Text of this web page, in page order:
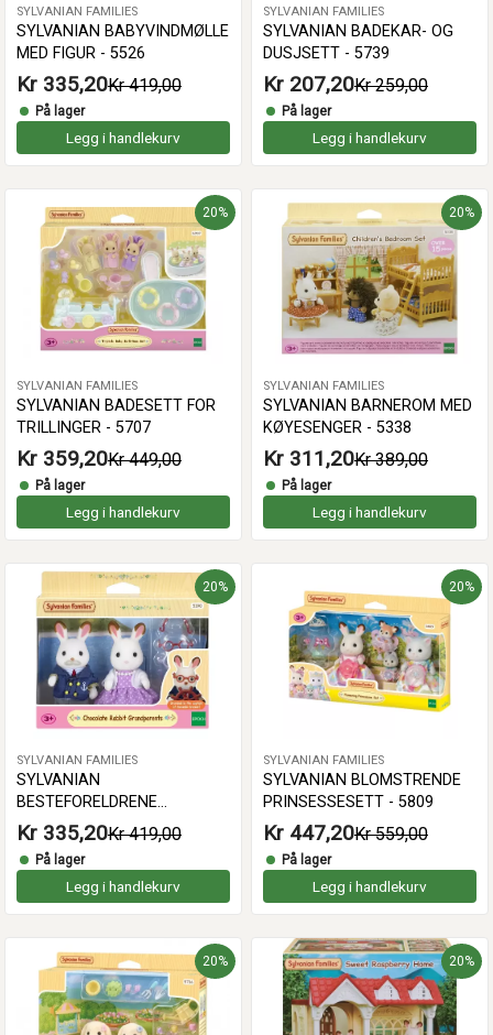
SYLVANIAN FAMILIES
SYLVANIAN BABYVINDMØLLE
MED FIGUR - 5526
Kr 335,20Kr 419,00
På lager
Legg i handlekurv
SYLVANIAN FAMILIES
SYLVANIAN BADEKAR- OG
DUSJSETT - 5739
Kr 207,20Kr 259,00
På lager
Legg i handlekurv
20%
SYLVANIAN FAMILIES
SYLVANIAN BADESETT FOR
TRILLINGER - 5707
Kr 359,20Kr 449,00
På lager
Legg i handlekurv
20%
SYLVANIAN FAMILIES
SYLVANIAN BARNEROM MED
KØYESENGER - 5338
Kr 311,20Kr 389,00
På lager
Legg i handlekurv
20%
SYLVANIAN FAMILIES
SYLVANIAN
BESTEFORELDRENE
SJOKOLADEKANIN - 5190
Kr 335,20Kr 419,00
På lager
Legg i handlekurv
20%
SYLVANIAN FAMILIES
SYLVANIAN BLOMSTRENDE
PRINSESSESETT - 5809
Kr 447,20Kr 559,00
På lager
Legg i handlekurv
20% 20%